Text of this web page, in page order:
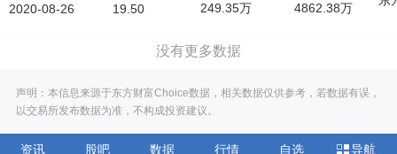
2020-08-26 19.50 249.35万 4862.38万
没有更多数据
声明：本信息来源于东方财富Choice数据，相关数据仅供参考，若数据有误，
以交易所发布数据为准，不构成投资建议。
资讯 股吧 数据 行情 自选
导航